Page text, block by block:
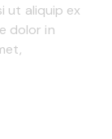
ut aliquip ex
dolor in